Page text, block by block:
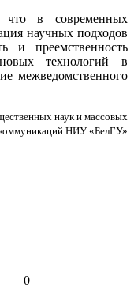
что в современных
научных подходов
и преемственность
технологий в
межведомственного
наук и массовых
НИУ «БелГУ»
0